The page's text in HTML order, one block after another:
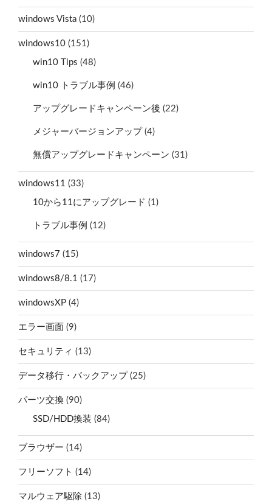
windows Vista (10)
windows10 (151)
win10 Tips (48)
win10 トラブル事例 (46)
アップグレードキャンペーン後 (22)
メジャーバージョンアップ (4)
無償アップグレードキャンペーン (31)
windows11 (33)
10から11にアップグレード (1)
トラブル事例 (12)
windows7 (15)
windows8/8.1 (17)
windowsXP (4)
エラー画面 (9)
セキュリティ (13)
データ移行・バックアップ(25)
パーツ交換 (90)
SSD/HDD換装 (84)
ブラウザー (14)
フリーソフト (14)
マルウェア駆除 (13)